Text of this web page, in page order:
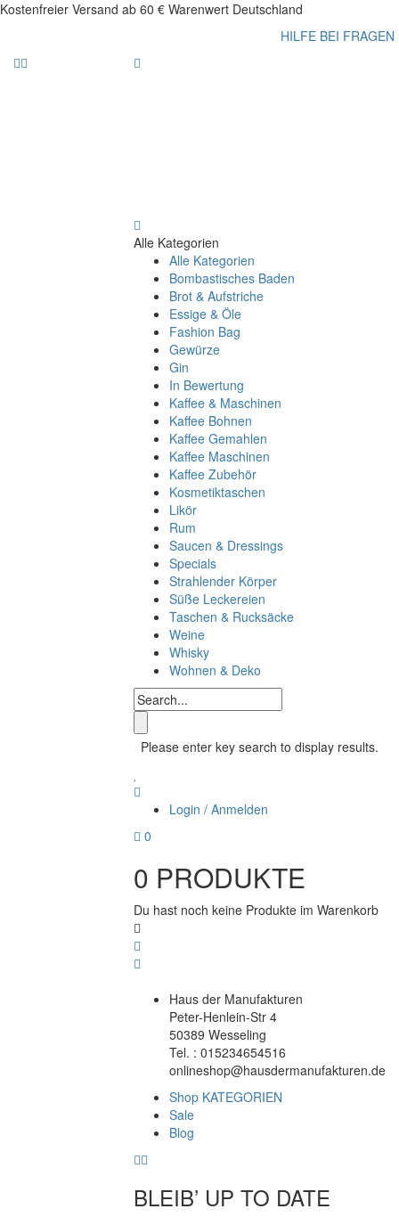
Kostenfreier Versand ab 60 € Warenwert Deutschland
HILFE BEI FRAGEN
Alle Kategorien
Alle Kategorien
Bombastisches Baden
Brot & Aufstriche
Essige & Öle
Fashion Bag
Gewürze
Gin
In Bewertung
Kaffee & Maschinen
Kaffee Bohnen
Kaffee Gemahlen
Kaffee Maschinen
Kaffee Zubehör
Kosmetiktaschen
Likör
Rum
Saucen & Dressings
Specials
Strahlender Körper
Süße Leckereien
Taschen & Rucksäcke
Weine
Whisky
Wohnen & Deko
Please enter key search to display results.
Login / Anmelden
0
0 PRODUKTE
Du hast noch keine Produkte im Warenkorb
Haus der Manufakturen
Peter-Henlein-Str 4
50389 Wesseling
Tel. : 015234654516
onlineshop@hausdermanufakturen.de
Shop KATEGORIEN
Sale
Blog
BLEIB’ UP TO DATE